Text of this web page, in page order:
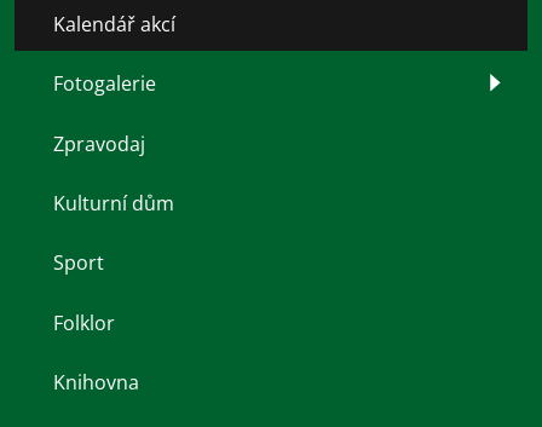
Kalendář akcí
Fotogalerie
Zpravodaj
Kulturní dům
Sport
Folklor
Knihovna